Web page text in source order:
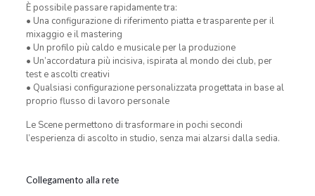
È possibile passare rapidamente tra:
• Una configurazione di riferimento piatta e trasparente per il
mixaggio e il mastering
• Un profilo più caldo e musicale per la produzione
• Un’accordatura più incisiva, ispirata al mondo dei club, per
test e ascolti creativi
• Qualsiasi configurazione personalizzata progettata in base al
proprio flusso di lavoro personale
Le Scene permettono di trasformare in pochi secondi
l’esperienza di ascolto in studio, senza mai alzarsi dalla sedia.
Collegamento alla rete